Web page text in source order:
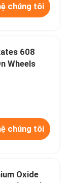
chúng tôi
608
Wheels
chúng tôi
Oxide